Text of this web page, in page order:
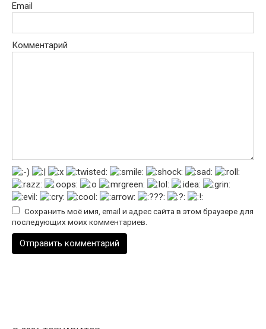
Email
Комментарий
Сохранить моё имя, email и адрес сайта в этом браузере для
последующих моих комментариев.